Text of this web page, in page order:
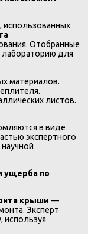
использованных
Отобранные
лабораторию для
материалов.
листов.
в виде
экспертного
ущерба по
крыши —
Эксперт
используя